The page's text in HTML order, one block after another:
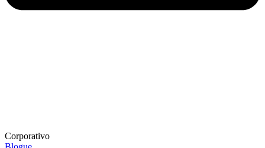
Corporativo